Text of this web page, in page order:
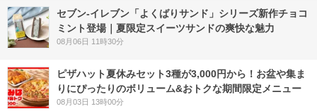
セブン‐イレブン「よくばりサンド」シリーズ新作チョコ
ミント登場｜夏限定スイーツサンドの爽快な魅力
08月06日 11時30分
ピザハット夏休みセット3種が3,000円から！お盆や集ま
りにぴったりのボリューム&おトクな期間限定メニュー
08月03日 13時00分